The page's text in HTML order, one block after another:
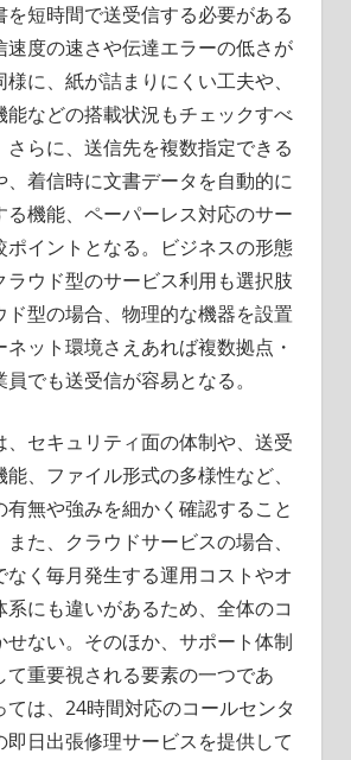
を短時間で送受信する必要がある
速度の速さや伝達エラーの低さが
に、紙が詰まりにくい工夫や、
能などの搭載状況もチェックすべ
さらに、送信先を複数指定できる
、着信時に文書データを自動的に
る機能、ペーパーレス対応のサー
ポイントとなる。ビジネスの形態
ラウド型のサービス利用も選択肢
ド型の場合、物理的な機器を設置
ット環境さえあれば複数拠点・
でも送受信が容易となる。
、セキュリティ面の体制や、送受
、ファイル形式の多様性など、
有無や強みを細かく確認すること
た、クラウドサービスの場合、
なく毎月発生する運用コストやオ
系にも違いがあるため、全体のコ
せない。そのほか、サポート体制
て重要視される要素の一つであ
ては、24時間対応のコールセンタ
即日出張修理サービスを提供して